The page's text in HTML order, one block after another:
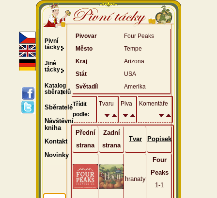
Pivovar
Four Peaks
Město
Tempe
Kraj
Arizona
Stát
USA
Světadíl
Amerika
Třídit
podle:
Tvaru Piva Komentáře
Přední
strana
Zadní
strana
Tvar Popisek
hranaty
Four
Peaks
1-1
Pivní
tácky
Jiné
tácky
Katalog
sběratelů
Sběratelé
Návštěvní
kniha
Kontakt
Novinky